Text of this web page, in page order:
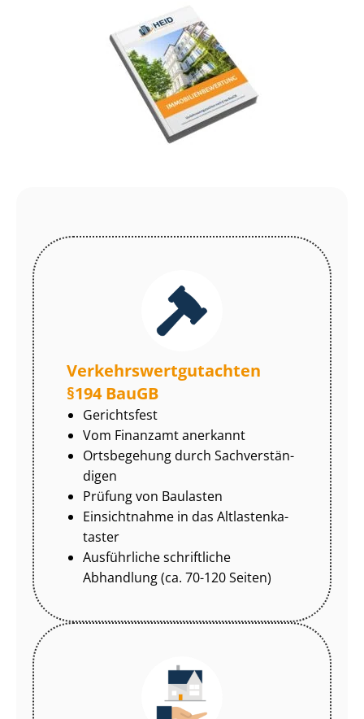
Ver­kehrs­wert­gut­ach­ten
§194 BauGB
Gerichtsfest
Vom Finanzamt anerkannt
Ortsbegehung durch Sach­ver­stän­
di­gen
Prüfung von Baulasten
Einsichtnahme in das Alt­las­ten­ka­
tas­ter
Ausführliche schriftliche
Abhandlung (ca. 70-120 Seiten)